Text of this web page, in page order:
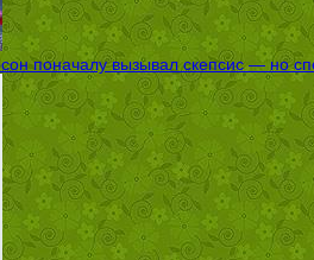
поначалу вызывал скепсис — но